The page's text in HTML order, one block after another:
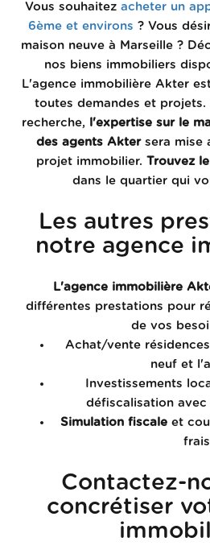
Vous souhaitez acheter un
6ème et environs ? Vous
maison neuve à Marseille ?
nos biens immobiliers
L'agence immobilière Akter
toutes demandes et
recherche, l'expertise sur le
des agents Aktersera mise
projet immobilier. Trouvez
dans le quartier qui
Les autres
notre agence
L'agence immobilière
différentes prestations pour
de vos
Achat/vente
neuf et
Investissements
défiscalisation
Simulation fiscale et
frais
Contactez-
concrétiser